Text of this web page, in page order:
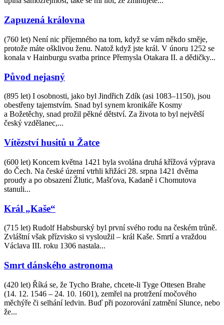
Zapuzená královna
(760 let) Není nic příjemného na tom, když se vám někdo směje,
protože máte ošklivou ženu. Natož když jste král. V únoru 1252 se
konala v Hainburgu svatba prince Přemysla Otakara II. a dědičky...
Původ nejasný
(895 let) I osobnosti, jako byl Jindřich Zdík (asi 1083–1150), jsou
obestřeny tajemstvím. Snad byl synem kronikáře Kosmy
a Božetěchy, snad prožil pěkné dětství. Za života to byl největší
český vzdělanec,...
Vítězství husitů u Žatce
(600 let) Koncem května 1421 byla svolána druhá křížová výprava
do Čech. Na české území vtrhli křižáci 28. srpna 1421 dvěma
proudy a po obsazení Žlutic, Mašťova, Kadaně i Chomutova
stanuli...
Král „Kaše“
(715 let) Rudolf Habsburský byl první svého rodu na českém trůně.
Zvláštní však přízvisko si vysloužil – král Kaše. Smrtí a vraždou
Václava III. roku 1306 nastala...
Smrt dánského astronoma
(420 let) Říká se, že Tycho Brahe, chcete-li Tyge Ottesen Brahe
(14. 12. 1546 – 24. 10. 1601), zemřel na protržení močového
měchýře či selhání ledvin. Buď při pozorování zatmění Slunce, nebo
že...